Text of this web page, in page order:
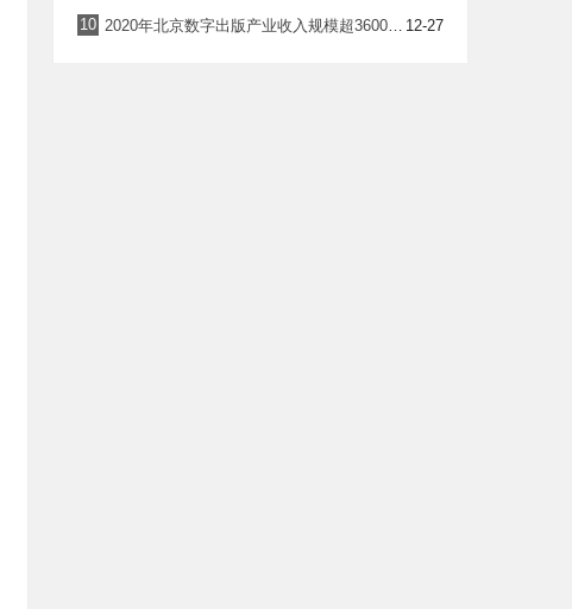
10 12-27
2020年北京数字出版产业收入规模超3600亿元